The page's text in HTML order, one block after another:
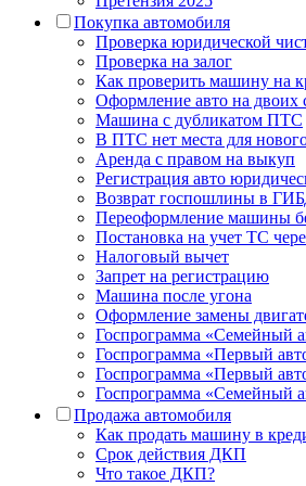
Покупка автомобиля
Проверка юридической
Проверка на залог
Как проверить машину на
Оформление авто на двоих
Машина с дубликатом ПТС
В ПТС нет места для
Аренда с правом на выкуп
Регистрация авто
Возврат госпошлины в
Переоформление машины
Постановка на учет ТС
Налоговый вычет
Запрет на регистрацию
Машина после угона
Оформление замены
Госпрограмма «Семейный
Госпрограмма «Первый
Госпрограмма «Первый
Госпрограмма «Семейный
Продажа автомобиля
Как продать машину в
Срок действия ДКП
Что такое ДКП?